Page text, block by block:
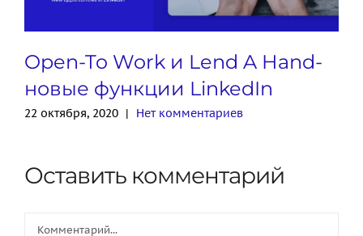
Open-To Work и Lend A Hand-
новые функции LinkedIn
22 октября, 2020 | Нет комментариев
Оставить комментарий